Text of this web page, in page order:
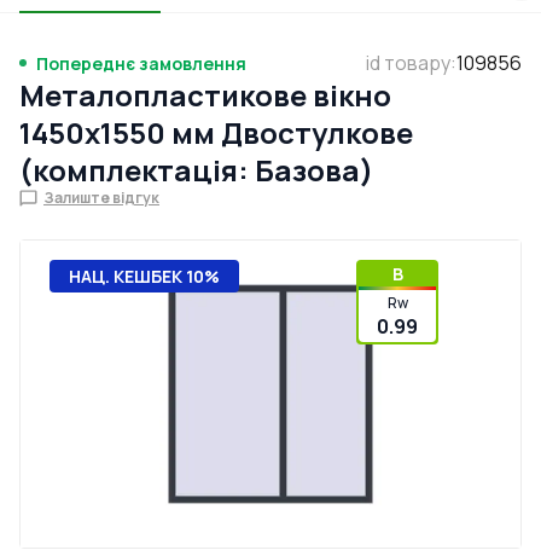
Попереднє замовлення id товару:109856
Металопластикове вікно
1450x1550 мм Двостулкове
(комплектація: Базова)
Залиште відгук
НАЦ. КЕШБЕК 10% B
Rw
0.99